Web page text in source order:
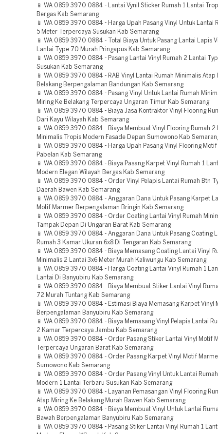
📱 WA 0859 3970 0884 - Lantai Vynil Sticker Rumah 1 Lantai
Bergas Kab Semarang
📱 WA 0859 3970 0884 - Harga Upah Pasang Vinyl Untuk Lantai
5 Meter Terpercaya Susukan Kab Semarang
📱 WA 0859 3970 0884 - Total Biaya Untuk Pasang Lantai Lapis
Lantai Type 70 Murah Pringapus Kab Semarang
📱 WA 0859 3970 0884 - Pasang Lantai Vinyl Rumah 2 Lantai
Susukan Kab Semarang
📱 WA 0859 3970 0884 - RAB Vinyl Lantai Rumah Minimalis Atap
Belakang Berpengalaman Bandungan Kab Semarang
📱 WA 0859 3970 0884 - Pasang Vinyl Untuk Lantai Rumah
Miring Ke Belakang Terpercaya Ungaran Timur Kab Semarang
📱 WA 0859 3970 0884 - Biaya Jasa Kontraktor Vinyl Flooring
Dari Kayu Wilayah Kab Semarang
📱 WA 0859 3970 0884 - Biaya Membuat Vinyl Flooring Rumah 2
Minimalis Tropis Modern Fasade Depan Sumowono Kab
📱 WA 0859 3970 0884 - Harga Upah Pasang Vinyl Flooring
Pabelan Kab Semarang
📱 WA 0859 3970 0884 - Biaya Pasang Karpet Vinyl Rumah 1
Modern Elegan Wilayah Bergas Kab Semarang
📱 WA 0859 3970 0884 - Order Vinyl Pelapis Lantai Rumah Btn
Daerah Bawen Kab Semarang
📱 WA 0859 3970 0884 - Anggaran Dana Untuk Pasang Karpet
Motif Marmer Berpengalaman Bringin Kab Semarang
📱 WA 0859 3970 0884 - Order Coating Lantai Vinyl Rumah
Tampak Depan Di Ungaran Barat Kab Semarang
📱 WA 0859 3970 0884 - Anggaran Dana Untuk Pasang Coating
Rumah 3 Kamar Ukuran 6x8 Di Tengaran Kab Semarang
📱 WA 0859 3970 0884 - Biaya Memasang Coating Lantai Vinyl
Minimalis 2 Lantai 3x6 Meter Murah Kaliwungu Kab Semarang
📱 WA 0859 3970 0884 - Harga Coating Lantai Vinyl Rumah 1
Lantai Di Banyubiru Kab Semarang
📱 WA 0859 3970 0884 - Biaya Membuat Stiker Lantai Vinyl
72 Murah Tuntang Kab Semarang
📱 WA 0859 3970 0884 - Estimasi Biaya Memasang Karpet Vinyl
Berpengalaman Banyubiru Kab Semarang
📱 WA 0859 3970 0884 - Biaya Memasang Vinyl Pelapis Lantai
2 Kamar Terpercaya Jambu Kab Semarang
📱 WA 0859 3970 0884 - Order Pasang Stiker Lantai Vinyl Motif
Terpercaya Ungaran Barat Kab Semarang
📱 WA 0859 3970 0884 - Order Pasang Karpet Vinyl Motif
Sumowono Kab Semarang
📱 WA 0859 3970 0884 - Order Pasang Vinyl Untuk Lantai
Modern 1 Lantai Terbaru Susukan Kab Semarang
📱 WA 0859 3970 0884 - Layanan Pemasangan Vinyl Flooring
Atap Miring Ke Belakang Murah Bawen Kab Semarang
📱 WA 0859 3970 0884 - Biaya Membuat Vinyl Untuk Lantai
Bawah Berpengalaman Banyubiru Kab Semarang
📱 WA 0859 3970 0884 - Pasang Stiker Lantai Vinyl Rumah 1